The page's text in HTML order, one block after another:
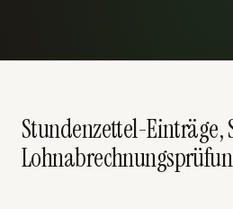
Stundenzettel-Einträge,